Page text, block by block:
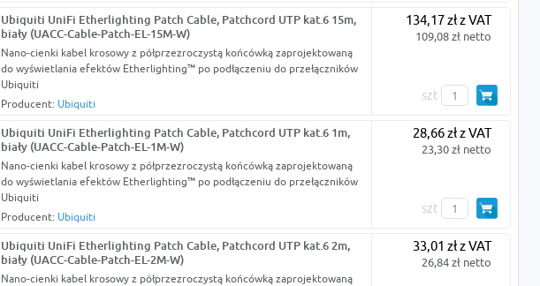
Ubiquiti UniFi Etherlighting Patch Cable, Patchcord UTP kat.6 15m,
biały (UACC-Cable-Patch-EL-15M-W)
Nano-cienki kabel krosowy z półprzezroczystą końcówką zaprojektowaną
do wyświetlania efektów Etherlighting™ po podłączeniu do przełączników
Ubiquiti
Producent: Ubiquiti
134,17 zł z VAT
109,08 zł netto
szt
Ubiquiti UniFi Etherlighting Patch Cable, Patchcord UTP kat.6 1m,
biały (UACC-Cable-Patch-EL-1M-W)
Nano-cienki kabel krosowy z półprzezroczystą końcówką zaprojektowaną
do wyświetlania efektów Etherlighting™ po podłączeniu do przełączników
Ubiquiti
Producent: Ubiquiti
28,66 zł z VAT
23,30 zł netto
szt
Ubiquiti UniFi Etherlighting Patch Cable, Patchcord UTP kat.6 2m,
biały (UACC-Cable-Patch-EL-2M-W)
Nano-cienki kabel krosowy z półprzezroczystą końcówką zaprojektowaną
33,01 zł z VAT
26,84 zł netto